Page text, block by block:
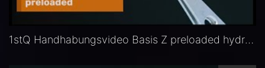
1stQ Handhabungsvideo Basis Z preloaded hydrophob